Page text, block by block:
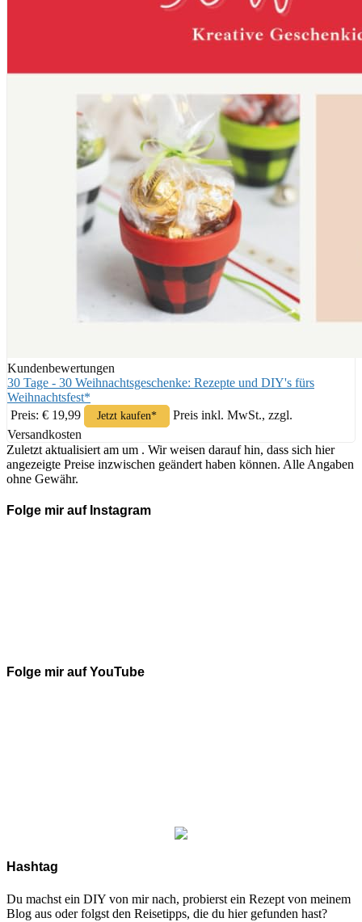
Kundenbewertungen
30 Tage - 30 Weihnachtsgeschenke: Rezepte und DIY's fürs
Weihnachtsfest*
Preis: € 19,99
Jetzt kaufen*
Preis inkl. MwSt., zzgl.
Versandkosten
Zuletzt aktualisiert am um . Wir weisen darauf hin, dass sich hier
angezeigte Preise inzwischen geändert haben können. Alle Angaben
ohne Gewähr.
Folge mir auf Instagram
Folge mir auf YouTube
Hashtag
Du machst ein DIY von mir nach, probierst ein Rezept von meinem
Blog aus oder folgst den Reisetipps, die du hier gefunden hast?